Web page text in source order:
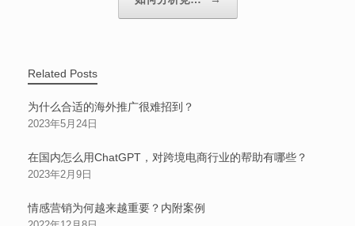
Related Posts
为什么合适的海外推广很难招到？
2023年5月24日
在国内怎么用ChatGPT，对跨境电商行业的帮助有哪些？
2023年2月9日
情感营销为何越来越重要？内附案例